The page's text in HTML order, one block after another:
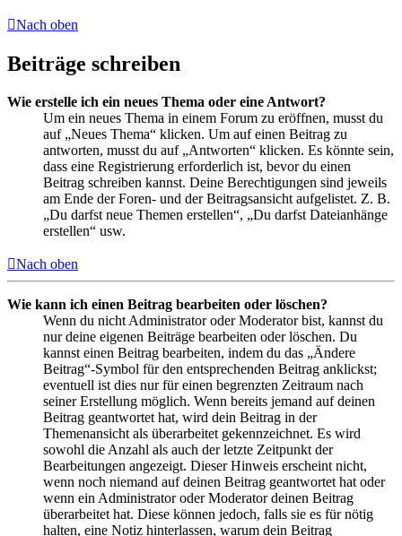
Nach oben
Beiträge schreiben
Wie erstelle ich ein neues Thema oder eine Antwort?
Um ein neues Thema in einem Forum zu eröffnen, musst du
auf „Neues Thema“ klicken. Um auf einen Beitrag zu
antworten, musst du auf „Antworten“ klicken. Es könnte sein,
dass eine Registrierung erforderlich ist, bevor du einen
Beitrag schreiben kannst. Deine Berechtigungen sind jeweils
am Ende der Foren- und der Beitragsansicht aufgelistet. Z. B.
„Du darfst neue Themen erstellen“, „Du darfst Dateianhänge
erstellen“ usw.
Nach oben
Wie kann ich einen Beitrag bearbeiten oder löschen?
Wenn du nicht Administrator oder Moderator bist, kannst du
nur deine eigenen Beiträge bearbeiten oder löschen. Du
kannst einen Beitrag bearbeiten, indem du das „Ändere
Beitrag“-Symbol für den entsprechenden Beitrag anklickst;
eventuell ist dies nur für einen begrenzten Zeitraum nach
seiner Erstellung möglich. Wenn bereits jemand auf deinen
Beitrag geantwortet hat, wird dein Beitrag in der
Themenansicht als überarbeitet gekennzeichnet. Es wird
sowohl die Anzahl als auch der letzte Zeitpunkt der
Bearbeitungen angezeigt. Dieser Hinweis erscheint nicht,
wenn noch niemand auf deinen Beitrag geantwortet hat oder
wenn ein Administrator oder Moderator deinen Beitrag
überarbeitet hat. Diese können jedoch, falls sie es für nötig
halten, eine Notiz hinterlassen, warum dein Beitrag